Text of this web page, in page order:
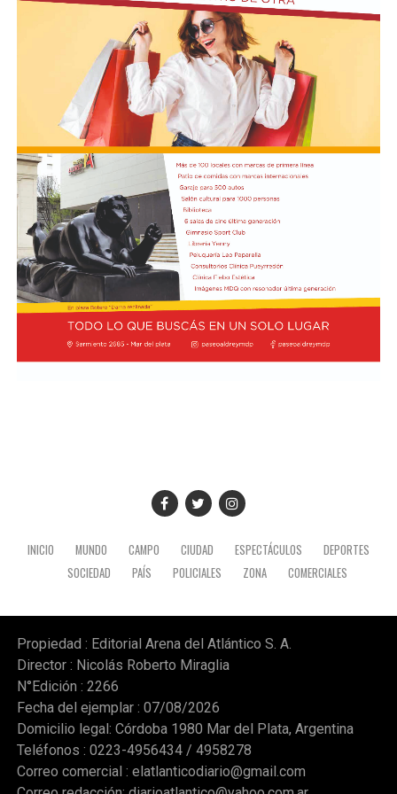
recientemente, “Magnifica Humanitas”.
Braida, por su parte, expresó la necesidad de unir a
todos los sectores sociales detrás un mismo objetivo,
que este año se enmarca bajo el lema “Puentes hacia el
Bien Común”. Además, valoró la predisposición de CAME
en participar de la Semana Social 2026, que tendrá lugar
del 4 al 6 de septiembre en la ciudad de Córdoba, así
como en torno a la próxima visita del Sumo Pontífice.
Por último, el secretario de Hacienda de CAME, Blas
Taladrid, subrayó la importancia de la realización de la
Semana Social, que anualmente convoca la Comisión
Episcopal de la Pastoral Social, e indicó que miembros
de la entidad pyme de todo el país participarán de la
actividad.
Diab, Braida y Taladrid en la visita a la sede de la
INICIO MUNDO CAMPO CIUDAD ESPECTÁCULOS
DEPORTES
SOCIEDAD
PAÍS POLICIALES ZONA COMERCIALES
Propiedad : Editorial Arena del Atlántico S. A.
Director : Nicolás Roberto Miraglia
N°Edición : 2266
Fecha del ejemplar : 07/08/2026
Domicilio legal: Córdoba 1980 Mar del Plata, Argentina
Teléfonos : 0223-4956434 / 4958278
Correo comercial : elatlanticodiario@gmail.com